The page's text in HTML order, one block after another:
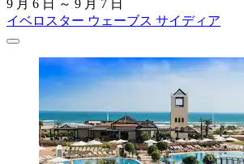
9 月 6 日 ～ 9 月 7 日
イベロスター ウェーブス サイディア